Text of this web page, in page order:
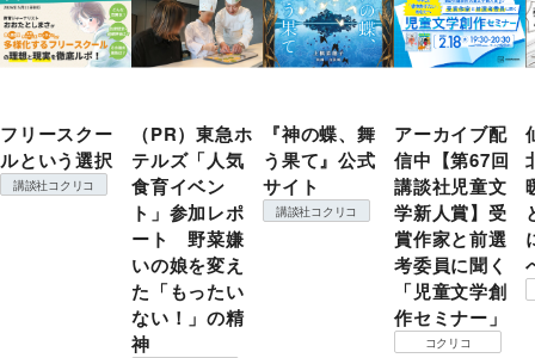
フリースクー
ルという選択
講談社コクリコ
（PR）東急ホ
テルズ「人気
食育イベン
ト」参加レポ
ート 野菜嫌
いの娘を変え
た「もったい
ない！」の精
神
『神の蝶、舞
う果て』公式
サイト
講談社コクリコ
アーカイブ配
信中【第67回
講談社児童文
学新人賞】受
賞作家と前選
考委員に聞く
「児童文学創
作セミナー」
コクリコ